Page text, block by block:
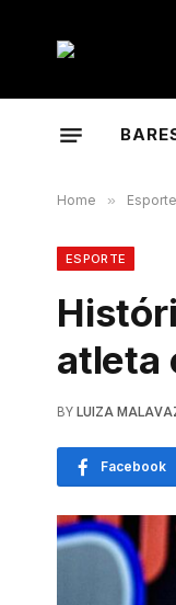
Home » Esporte
ESPORTE
atleta
BY LUIZA
Facebook